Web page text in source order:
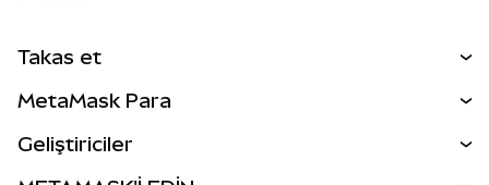
Takas et
Perps
MetaMask Para
Geliştiriciler